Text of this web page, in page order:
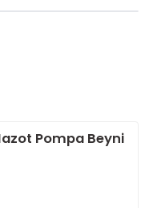
Pompa Beyni